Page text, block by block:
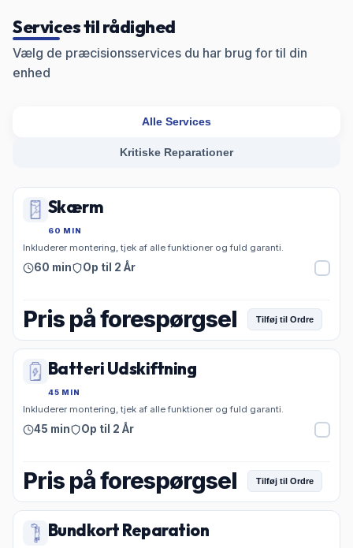
Services til rådighed
Vælg de præcisionsservices du har brug for til din
enhed
Alle Services
Kritiske Reparationer
Skærm
60 MIN
Inkluderer montering, tjek af alle funktioner og fuld garanti.
60 min Op til 2 År
Pris på forespørgsel Tilføj til Ordre
Batteri Udskiftning
45 MIN
Inkluderer montering, tjek af alle funktioner og fuld garanti.
45 min Op til 2 År
Pris på forespørgsel Tilføj til Ordre
Bundkort Reparation